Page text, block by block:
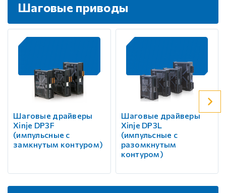
Шаговые приводы
Шаговые драйверы
Xinje DP3F
(импульсные с
замкнутым контуром)
Шаговые драйверы
Xinje DP3L
(импульсные с
разомкнутым
контуром)